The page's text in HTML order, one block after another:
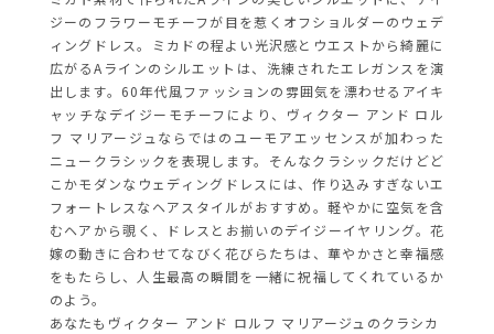
ジーのフラワーモチーフが目を惹くオフショルダーのウェデ
ィングドレス。ミカドの程よい光沢感とウエストから綺麗に
広がるAラインのシルエットは、洗練されたエレガンスを演
出します。60年代風ファッションの雰囲気を漂わせるアイキ
ャッチなデイジーモチーフにより、ヴィクター アンド ロル
フ マリアージュならではのユーモアエッセンスが加わった
ニュークラシックを表現します。そんなクラシックだけどど
こかモダンなウェディングドレスには、作り込みすぎないエ
フォートレスなヘアスタイルがおすすめ。軽やかに空気を含
むヘアから覗く、ドレスとお揃いのデイジーイヤリング。花
嫁の動きに合わせてなびく花びらたちは、華やかさと幸福感
をもたらし、人生最高の瞬間を一緒に祝福してくれているか
のよう。
あなたもヴィクター アンド ロルフ マリアージュのクラシカ